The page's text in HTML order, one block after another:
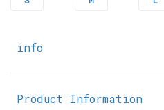
info
Product Information